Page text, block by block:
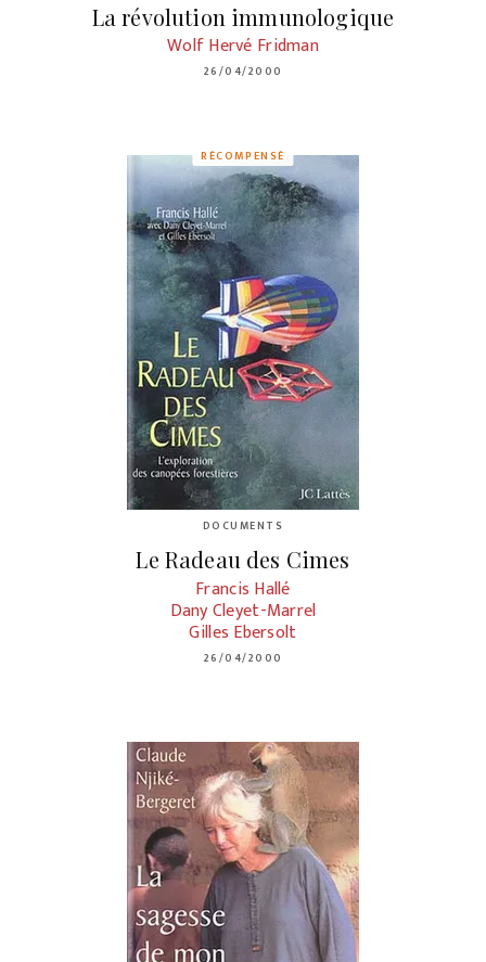
La révolution immunologique
Wolf Hervé Fridman
26/04/2000
RÉCOMPENSÉ
DOCUMENTS
Le Radeau des Cimes
Francis Hallé
Dany Cleyet-Marrel
Gilles Ebersolt
26/04/2000